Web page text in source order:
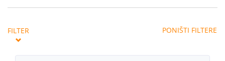
Akcije
Podrška
FILTER PONIŠTI FILTERE